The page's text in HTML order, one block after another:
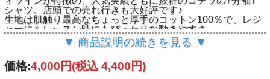
シャツ。店頭での売れ行きも大好評です♪
生地は肌触り最高なちょっと厚手のコットン100％で、レジ
ャーにもレッスン時にもぴったりな動きやすさ。
ブラックのコットン生地と相性の良いモスグリーンのリーフ
に白いプルメリアでレイのようにデコルテをデザイン。カラ
ーリングが大人っぽくてとっても素敵です。
春秋冬シーズンのレッスンやジムだけでなく、もちろん普段
▼ 商品説明の続きを見る ▼
価格:4,000円(税込 4,400円)